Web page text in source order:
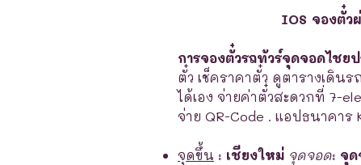
IOS จองตั๋ว
การจองตั๋วรถทัวร์จุดจอดไชย
ตั๋ว เช็คราคาตั๋ว ดูตารางเดิน
ได้เอง จ่ายค่าตั๋วสะดวกที่ 7-
จ่าย QR-Code . แอปธนาคา
จุดขึ้น : เชียงใหม่ จุดจอด: จุด